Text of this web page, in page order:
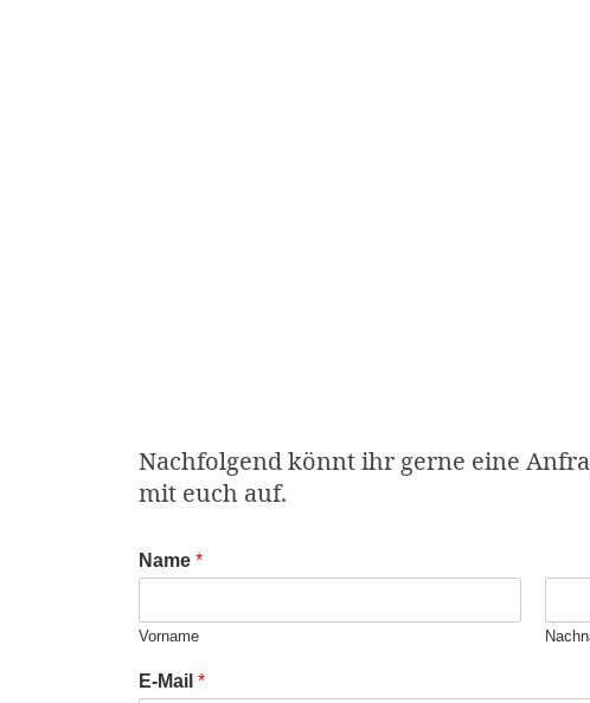
Nachfolgend könnt ihr gerne eine
mit euch auf.
Name *
Vorname
E-Mail *